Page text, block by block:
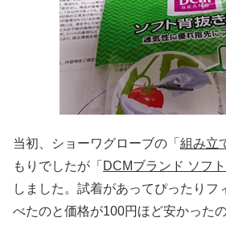
当初、ショーワグローブの「 組み立
もりでしたが「 DCMブランド ソフ
しました。試着があってぴったりフ
べたのと価格が100円ほど安かった